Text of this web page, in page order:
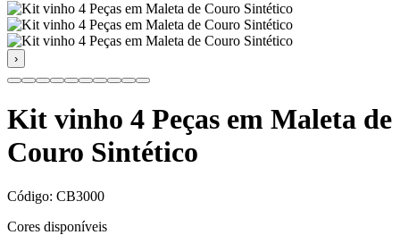
›
Kit vinho 4 Peças em Maleta de
Couro Sintético
Código: CB3000
Cores disponíveis